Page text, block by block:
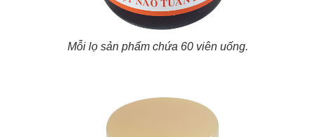
Mỗi lọ sản phẩm chứa 60 viên uống.